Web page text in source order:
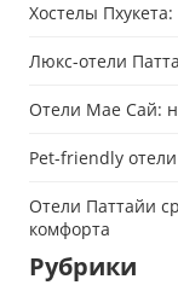
Хостелы
Люкс-отели
Отели Мае Сай:
Pet-friendly
Отели Паттайи
комфорта
Рубрики